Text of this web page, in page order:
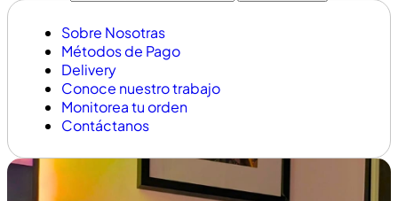
Sobre Nosotras
Métodos de Pago
Delivery
Conoce nuestro trabajo
Monitorea tu orden
Contáctanos